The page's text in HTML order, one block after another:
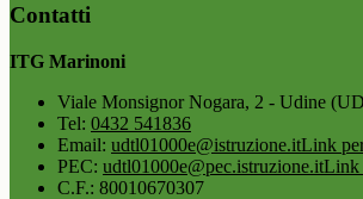
Contatti
ITG Marinoni
Viale Monsignor Nogara, 2 - Udine
Tel: 0432 541836
Email: udtl01000e@istruzione.itLink
PEC: udtl01000e@pec.istruzione.itLink
C.F.: 80010670307